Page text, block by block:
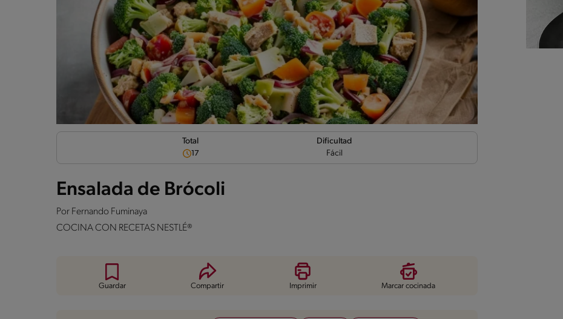
Total
17
Dificultad
Fácil
Ensalada de Brócoli
Por Fernando Fuminaya
COCINA CON RECETAS NESTLÉ®
Guardar Compartir Imprimir Marcar cocinada